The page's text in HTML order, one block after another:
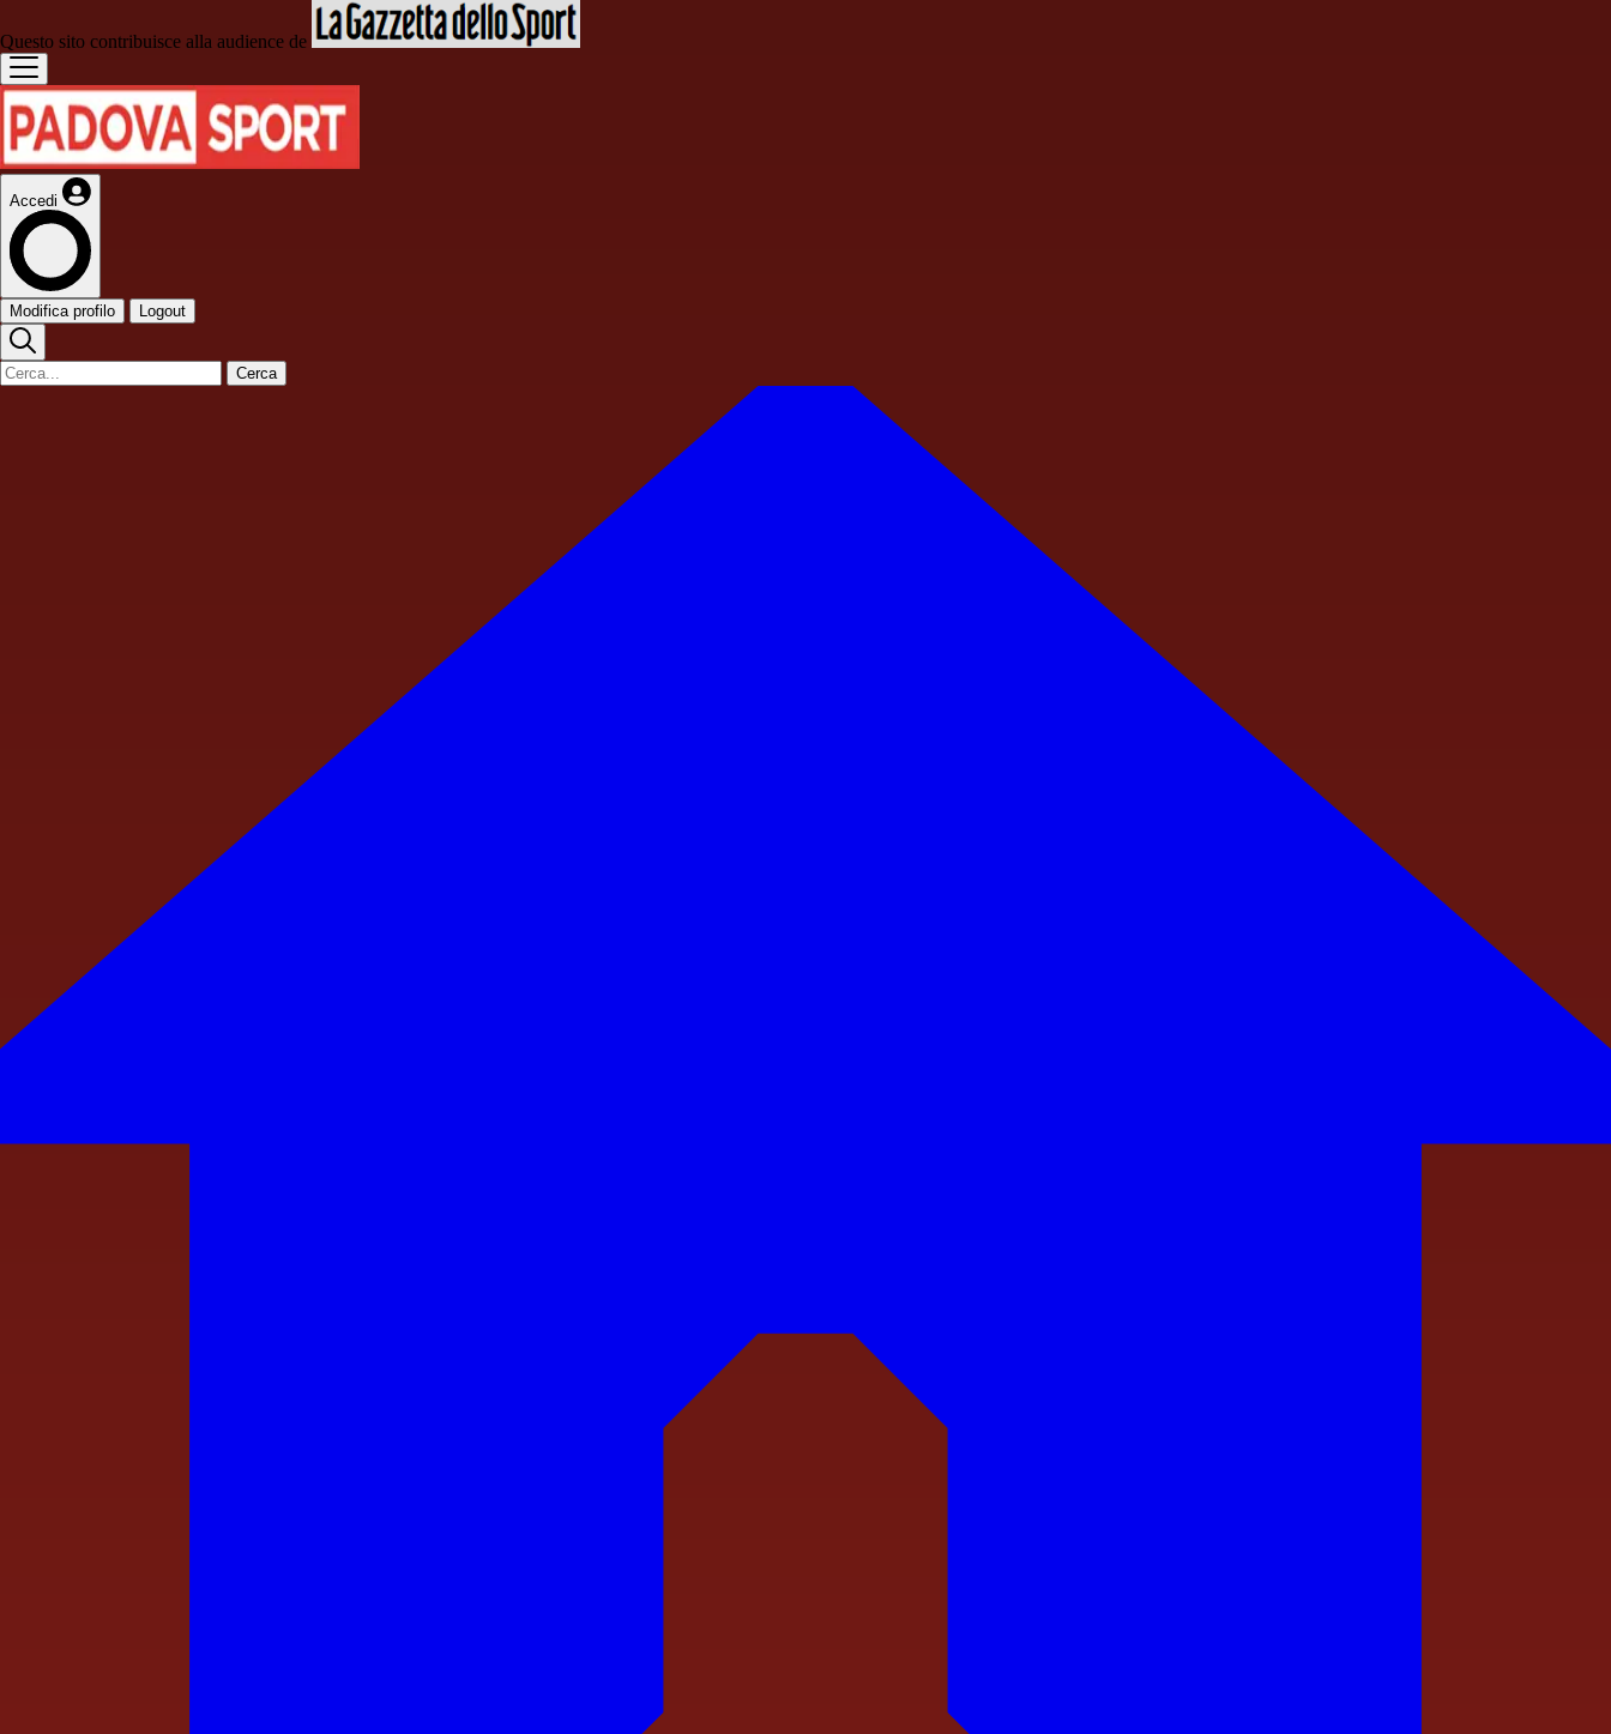
Questo sito contribuisce alla audience de
Accedi
Modifica profilo Logout
Cerca